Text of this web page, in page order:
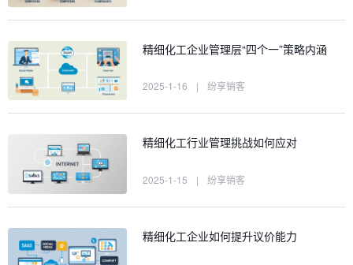
精细化工企业管理层“四个一”策略内涵
2025-1-16 | 纷享销客
精细化工行业管理挑战如何应对
2025-1-15 | 纷享销客
精细化工企业如何提升议价能力